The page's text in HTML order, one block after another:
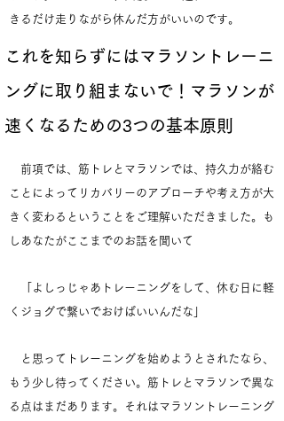
きるだけ走りながら休んだ方がいいのです。
これを知らずにはマラソントレーニ
ングに取り組まないで！マラソンが
速くなるための3つの基本原則
前項では、筋トレとマラソンでは、持久力が絡む
ことによってリカバリーのアプローチや考え方が大
きく変わるということをご理解いただきました。も
しあなたがここまでのお話を聞いて
「よしっじゃあトレーニングをして、休む日に軽
くジョグで繋いでおけばいいんだな」
と思ってトレーニングを始めようとされたなら、
もう少し待ってください。筋トレとマラソンで異な
る点はまだあります。それはマラソントレーニング